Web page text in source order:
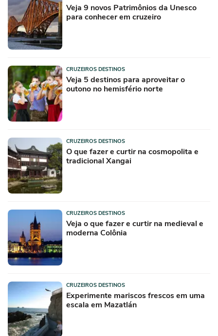
Veja 9 novos Patrimônios da Unesco
para conhecer em cruzeiro
CRUZEIROS DESTINOS
Veja 5 destinos para aproveitar o
outono no hemisfério norte
CRUZEIROS DESTINOS
O que fazer e curtir na cosmopolita e
tradicional Xangai
CRUZEIROS DESTINOS
Veja o que fazer e curtir na medieval e
moderna Colônia
CRUZEIROS DESTINOS
Experimente mariscos frescos em uma
escala em Mazatlán